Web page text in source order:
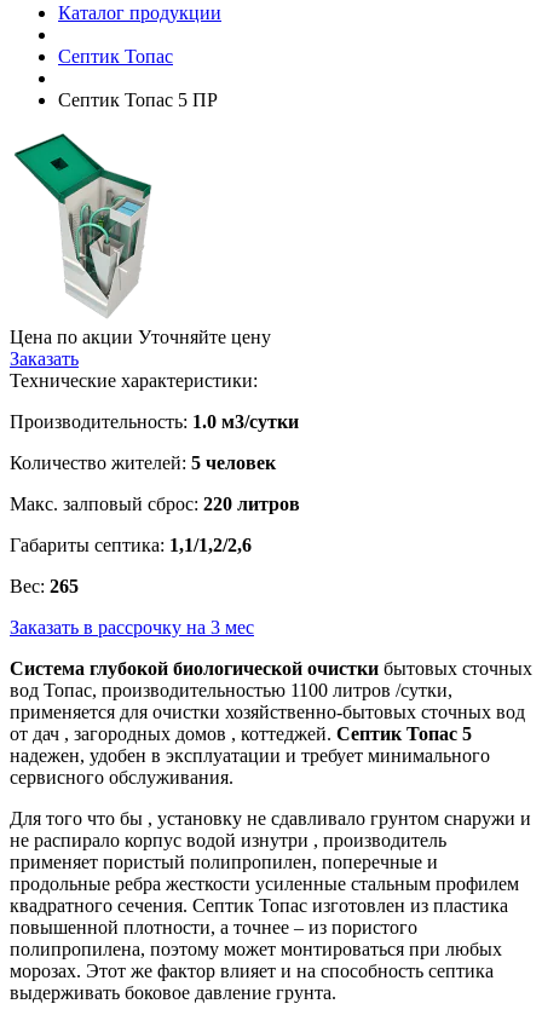
Каталог продукции
Септик Топac
Септик Топас 5 ПР
Цена по акции Уточняйте цену
Заказать
Технические характеристики:
Производительность: 1.0 м3/сутки
Количество жителей: 5 человек
Макс. залповый сброс: 220 литров
Габариты септика: 1,1/1,2/2,6
Вес: 265
Заказать в рассрочку на 3 мес
Система глубокой биологической очистки бытовых сточных
вод Топас, производительностью 1100 литров /сутки,
применяется для очистки хозяйственно-бытовых сточных вод
от дач , загородных домов , коттеджей. Септик Топас 5
надежен, удобен в эксплуатации и требует минимального
сервисного обслуживания.
Для того что бы , установку не сдавливало грунтом снаружи и
не распирало корпус водой изнутри , производитель
применяет пористый полипропилен, поперечные и
продольные ребра жесткости усиленные стальным профилем
квадратного сечения. Септик Топас изготовлен из пластика
повышенной плотности, а точнее – из пористого
полипропилена, поэтому может монтироваться при любых
морозах. Этот же фактор влияет и на способность септика
выдерживать боковое давление грунта.